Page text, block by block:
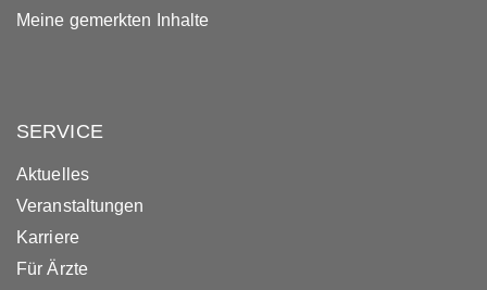
Meine gemerkten Inhalte
SERVICE
Aktuelles
Veranstaltungen
Karriere
Für Ärzte